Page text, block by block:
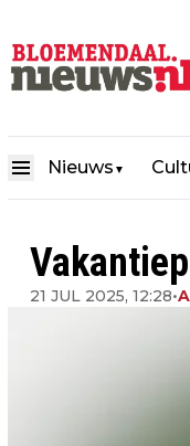
Nieuws ▼
21 JUL 2025, 12:28•